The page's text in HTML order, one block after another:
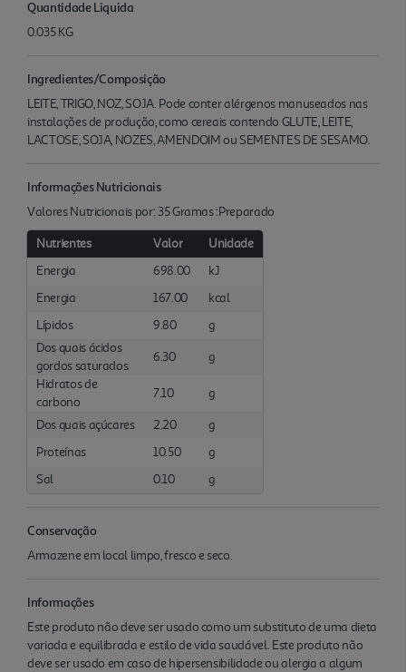
Quantidade Liquida
0.035 KG
Ingredientes/Composição
LEITE, TRIGO, NOZ, SOJA. Pode conter alérgenos manuseados nas
instalações de produção, como cereais contendo GLUTE, LEITE,
LACTOSE, SOJA, NOZES, AMENDOIM ou SEMENTES DE SESAMO.
Informações Nutricionais
Valores Nutricionais por: 35 Gramas :Preparado
Nutrientes Valor
Unidade
Energia
698.00
kJ
Energia
167.00
kcal
Lípidos
9.80
g
Dos quais ácidos
gordos saturados
6.30
g
Hidratos de
carbono
7.10 g
Dos quais açúcares 2.20
g
Proteínas
10.50
g
Sal
0.10 g
Conservação
Armazene em local limpo, fresco e seco.
Informações
Este produto não deve ser usado como um substituto de uma dieta
variada e equilibrada e estilo de vida saudável. Este produto não
deve ser usado em caso de hipersensibilidade ou alergia a algum